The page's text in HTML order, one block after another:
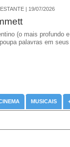
| 19/07/2026
(o mais profundo
palavras em
MUSICAIS